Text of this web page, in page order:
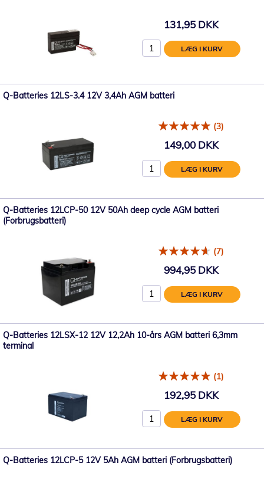
131,95 DKK
LÆG I KURV
Q-Batteries 12LS-3.4 12V 3,4Ah AGM batteri
(3)
149,00 DKK
LÆG I KURV
Q-Batteries 12LCP-50 12V 50Ah deep cycle AGM batteri
(Forbrugsbatteri)
(7)
994,95 DKK
LÆG I KURV
Q-Batteries 12LSX-12 12V 12,2Ah 10-års AGM batteri 6,3mm
terminal
(1)
192,95 DKK
LÆG I KURV
Q-Batteries 12LCP-5 12V 5Ah AGM batteri (Forbrugsbatteri)